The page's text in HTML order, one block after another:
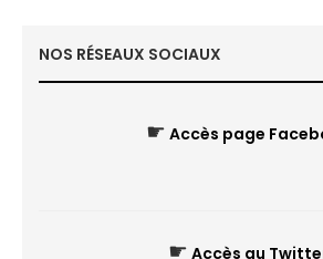
NOS RÉSEAUX SOCIAUX
☛ Accès page
☛ Accès au